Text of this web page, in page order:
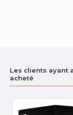
Les clients ayant
acheté